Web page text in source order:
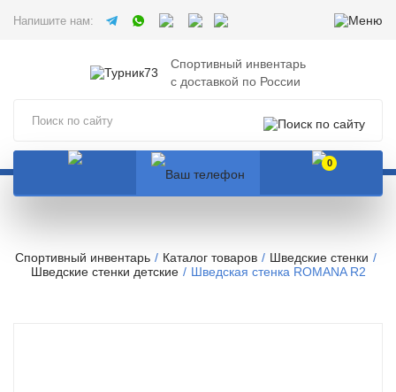
Напишите нам:
Спортивный инвентарь
с доставкой по России
0
Спортивный инвентарь Каталог товаров
Шведские стенки
Шведские стенки детские
Шведская стенка ROMANA R2